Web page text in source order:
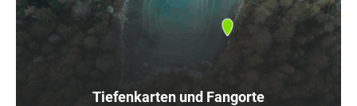
Tiefenkarten und Fangorte